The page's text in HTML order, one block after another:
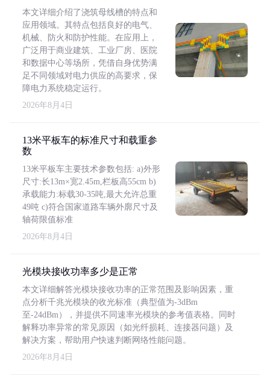
本文详细介绍了浇筑母线槽的特点和
应用领域。其特点包括良好的电气、
机械、防火和防护性能。在应用上，
广泛用于商业建筑、工业厂房、医院
和数据中心等场所，凭借自身优势满
足不同领域对电力供应的高要求，保
障电力系统稳定运行。
2026年8月4日
13米平板车的标准尺寸和载重参
数
13米平板车主要技术参数包括: a)外形
尺寸:长13m×宽2.45m,栏板高55cm b)
承载能力:标载30-35吨,最大允许总重
49吨 c)符合国家道路车辆外廓尺寸及
轴荷限值标准
2026年8月4日
光模块接收功率多少是正常
本文详细解答光模块接收功率的正常范围及影响因素，重
点分析千兆光模块的收光标准（典型值为-3dBm
至-24dBm），并提供不同速率光模块的参考值表格。同时
解释功率异常的常见原因（如光纤损耗、连接器问题）及
解决方案，帮助用户快速判断网络性能问题。
2026年8月4日